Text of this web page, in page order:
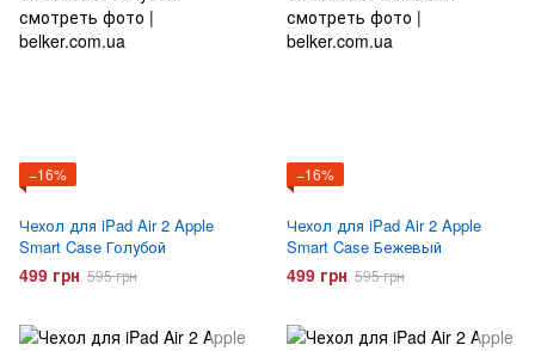
−16%
Чехол для iPad Air 2 Apple
Smart Case Голубой
499 грн 595 грн
−16%
Чехол для iPad Air 2 Apple
Smart Case Бежевый
499 грн 595 грн